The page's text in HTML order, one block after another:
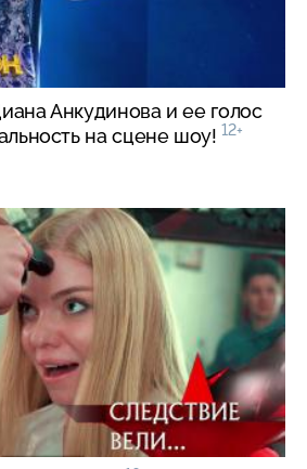
Анкудинова и ее голос
на сцене шоу! 12+